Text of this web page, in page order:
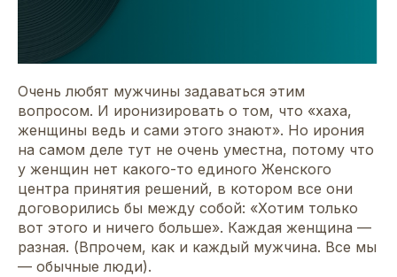
Очень любят мужчины задаваться этим
вопросом. И иронизировать о том, что «хаха,
женщины ведь и сами этого знают». Но ирония
на самом деле тут не очень уместна, потому что
у женщин нет какого-то единого Женского
центра принятия решений, в котором все они
договорились бы между собой: «Хотим только
вот этого и ничего больше». Каждая женщина —
разная. (Впрочем, как и каждый мужчина. Все мы
— обычные люди).